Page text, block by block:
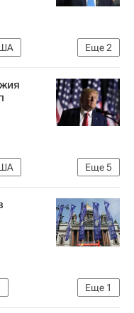
Еще2
Война Израиля и Ирана: последние новости о конфликте
Еще5
Война Израиля и Ирана: последние новости о конфликте
Еще 1